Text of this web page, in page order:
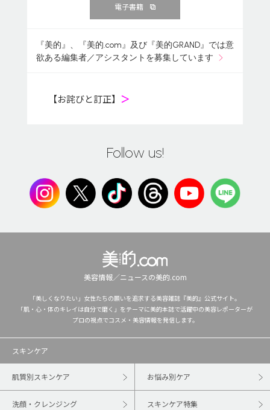
電子書籍
『美的』、『美的.com』及び『美的GRAND』では意
欲ある編集者／アシスタントを募集しています
【お詫びと訂正】 ＞
Follow us!
美容情報／ニュースの美的.com
「美しくなりたい」女性たちの願いを追求する美容雑誌『美的』公式サイト。
「肌・心・体のキレイは自分で磨く」をテーマに美的本誌で活躍中の美容レポーターが
プロの視点でコスメ・美容情報を発信します。
スキンケア
肌質別スキンケア お悩み別ケア
洗顔・クレンジング スキンケア特集